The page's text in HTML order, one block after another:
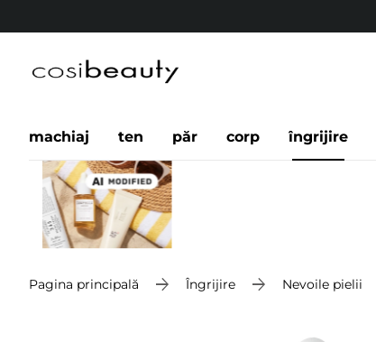
machiaj ten păr corp îngrijire
Pagina principală Îngrijire Nevoile pielii